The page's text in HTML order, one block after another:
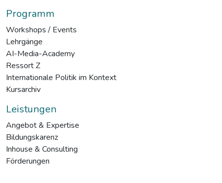
Programm
Workshops / Events
Lehrgänge
AI-Media-Academy
Ressort Z
Internationale Politik im Kontext
Kursarchiv
Leistungen
Angebot & Expertise
Bildungskarenz
Inhouse & Consulting
Förderungen